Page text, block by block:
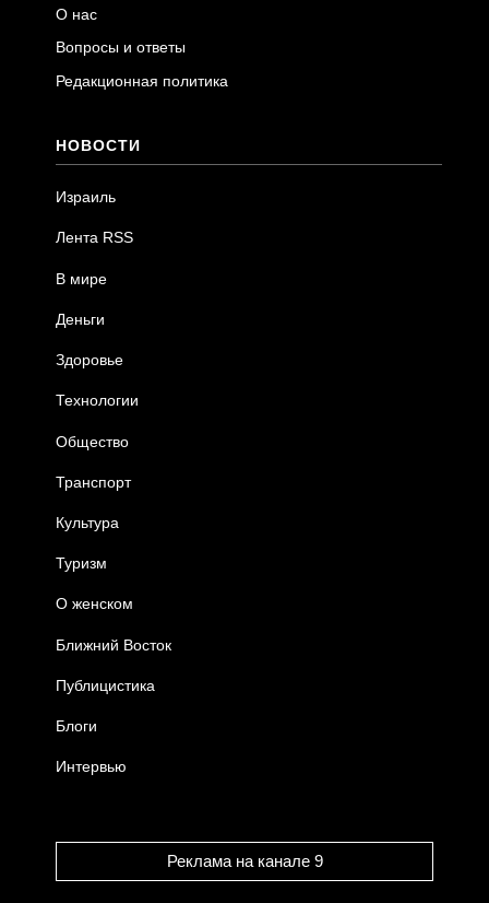
О нас
Вопросы и ответы
Редакционная политика
НОВОСТИ
Израиль
Лента RSS
В мире
Деньги
Здоровье
Технологии
Общество
Транспорт
Культура
Туризм
О женском
Ближний Восток
Публицистика
Блоги
Интервью
Реклама на канале 9